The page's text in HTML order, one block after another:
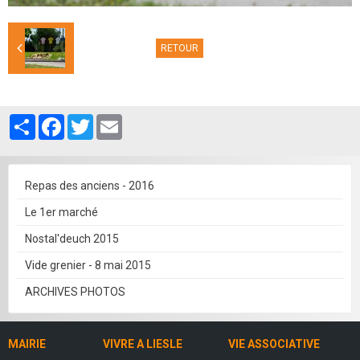
RETOUR
PartagerFacebook
Twitter
Repas des anciens - 2016
Le 1er marché
Nostal'deuch 2015
Vide grenier - 8 mai 2015
ARCHIVES PHOTOS
MAIRIE VIVRE A LIESLE VIE ASSOCIATIVE